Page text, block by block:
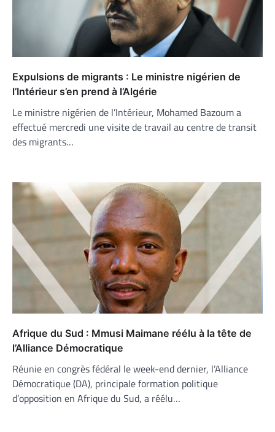
Expulsions de migrants : Le ministre nigérien de
l’Intérieur s’en prend à l’Algérie
Le ministre nigérien de l’Intérieur, Mohamed Bazoum a
effectué mercredi une visite de travail au centre de transit
des migrants…
Afrique du Sud : Mmusi Maimane réélu à la tête de
l’Alliance Démocratique
Réunie en congrès fédéral le week-end dernier, l’Alliance
Démocratique (DA), principale formation politique
d’opposition en Afrique du Sud, a réélu…